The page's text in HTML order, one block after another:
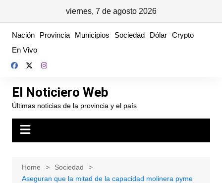
viernes, 7 de agosto 2026
content
Nación Provincia Municipios Sociedad Dólar Crypto
En Vivo
El Noticiero Web
Últimas noticias de la provincia y el país
Home
Sociedad
Aseguran que la mitad de la capacidad molinera pyme